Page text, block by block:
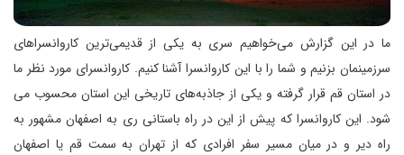
ما در این گزارش می‌خواهیم سری به یکی از قدیمی‌ترین کاروانسرا‌های
سرزمینمان بزنیم و شما را با این کاروانسرا آشنا کنیم. کاروانسرای مورد نظر ما
در استان قم قرار گرفته و یکی از جاذبه‌های تاریخی این استان محسوب می
شود. این کاروانسرا که پیش از این در راه باستانی ری به اصفهان مشهور به
راه دیر و در میان مسیر سفر افرادی که از تهران به سمت قم یا اصفهان